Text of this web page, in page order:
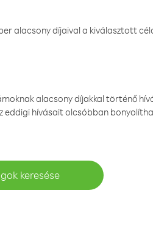
alacsony díjaival a kiválasztott
alacsony díjakkal történő
eddigi hívásait olcsóbban
keresése